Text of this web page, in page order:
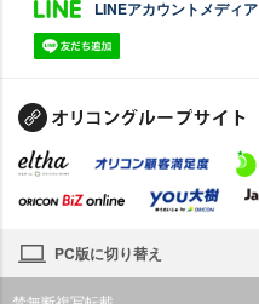
LINEアカウントメディア
PC版に切り替え